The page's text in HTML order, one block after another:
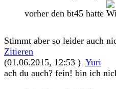
vorher den bt45 hatte
Stimmt aber so leider auch
Zitieren
(01.06.2015, 12:53 ) Yuri
ach du auch? fein! bin ich